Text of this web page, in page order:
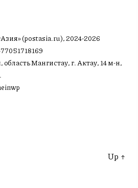
(postasia.ru), 2024-2026
Мангистау, г. Актау, 14 м-н,
Up ↑